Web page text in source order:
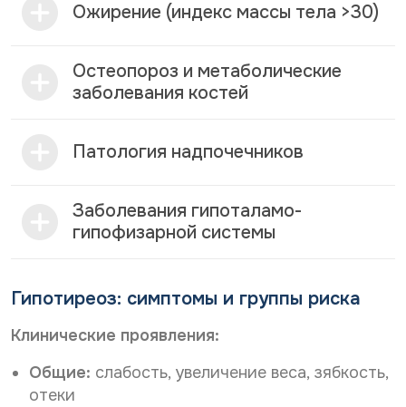
Ожирение (индекс массы тела >30)
Остеопороз и метаболические
заболевания костей
Патология надпочечников
Заболевания гипоталамо-
гипофизарной системы
Гипотиреоз: симптомы и группы риска
Клинические проявления:
Общие: слабость, увеличение веса, зябкость,
отеки